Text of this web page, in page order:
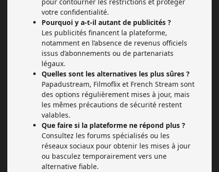
votre confidentialité.
Pourquoi y a-t-il autant de publicités ?
Les publicités financent la plateforme,
notamment en l’absence de revenus officiels
issus d’abonnements ou de partenariats
légaux.
Quelles sont les alternatives les plus sûres ?
Papadustream, Filmoflix et French Stream sont
des options régulièrement mises à jour, mais
les mêmes précautions de sécurité restent
valables.
Que faire si la plateforme ne répond plus ?
Consultez les forums spécialisés ou les
réseaux sociaux pour obtenir les mises à jour
ou basculez temporairement vers une
alternative fiable.